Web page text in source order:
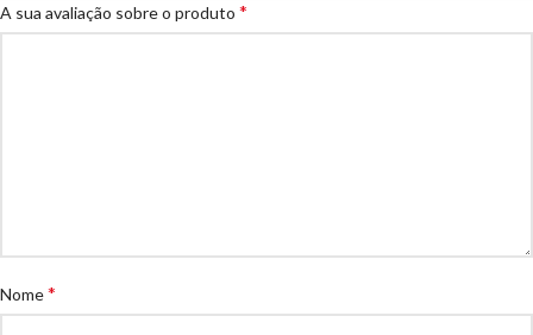
A sua avaliação sobre o produto *
Nome*